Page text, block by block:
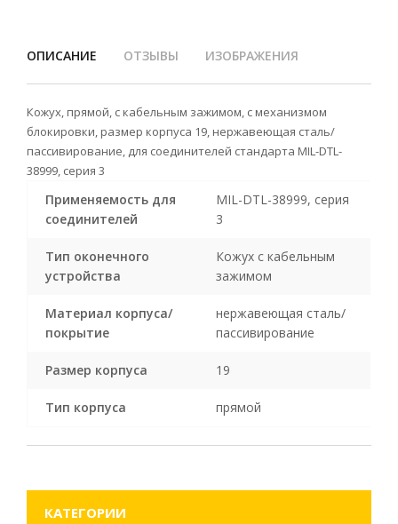
ОПИСАНИЕ ОТЗЫВЫ ИЗОБРАЖЕНИЯ
Кожух, прямой, с кабельным зажимом, с механизмом
блокировки, размер корпуса 19, нержавеющая сталь/
пассивирование, для соединителей стандарта MIL-DTL-
38999, серия 3
Применяемость для
соединителей
MIL-DTL-38999, серия
3
Тип оконечного
устройства
Кожух с кабельным
зажимом
Материал корпуса/
покрытие
нержавеющая сталь/
пассивирование
Размер корпуса 19
Тип корпуса прямой
КАТЕГОРИИ